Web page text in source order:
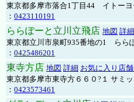
東京都多摩市落合1丁目44 イトー
： 0423110191
ららぽーと立川立飛店 地図 詳細
東京都立川市泉町935番地の1 らら
： 0425486201
東寺方店 地図 詳細 お気に入り店
東京都多摩市東寺方６６０?１ サミ
： 0423573461